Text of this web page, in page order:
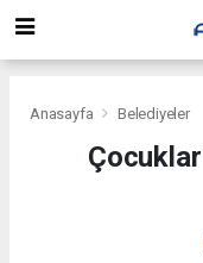
Anasayfa Belediyeler